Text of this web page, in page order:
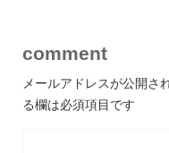
comment
メールアドレスが公開さ
る欄は必須項目です